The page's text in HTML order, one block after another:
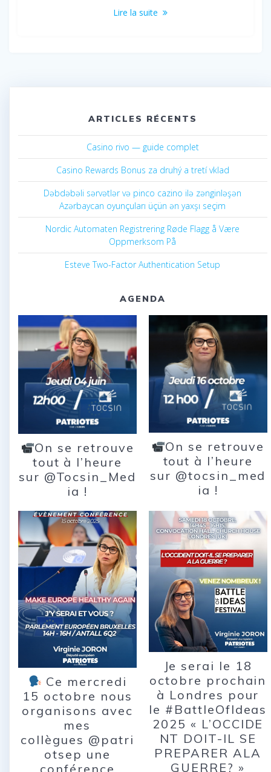
Lire la suite
ARTICLES RÉCENTS
Casino rivo — guide complet
Casino Rewards Bonus za druhý a tretí vklad
Dəbdəbəli sərvətlər və pinco cazino ilə zənginləşən
Azərbaycan oyunçuları üçün ən yaxşı seçim
Nordic Automaten Registrering Røde Flagg å Være
Oppmerksom På
Esteve Two-Factor Authentication Setup
AGENDA
On se retrouve
tout à l’heure
sur @Tocsin_Med
ia !
On se retrouve
tout à l’heure
sur @tocsin_med
ia !
Ce mercredi
15 octobre nous
organisons avec
mes
collègues @patri
otsep une
conférence
Je serai le 18
octobre prochain
à Londres pour
le #BattleOfIdeas
2025 « L’OCCIDE
NT DOIT-IL SE
PREPARER ALA
GUERRE? »